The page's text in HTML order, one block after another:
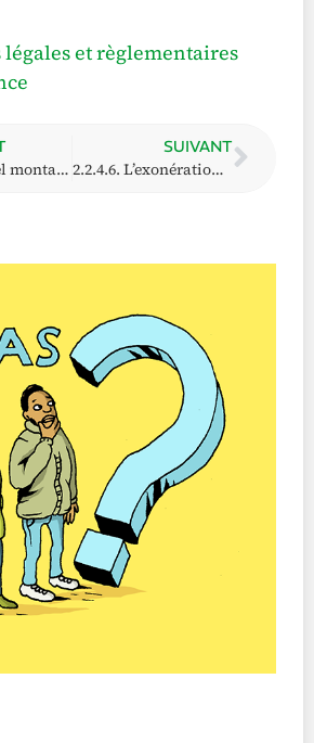
légales et règlementaires
2.2.4.4. A quel montant s’élève le revenu d’intégration ?
SUIVANT
2.2.4.6. L’exonération « générale » ou « forfaitaire »